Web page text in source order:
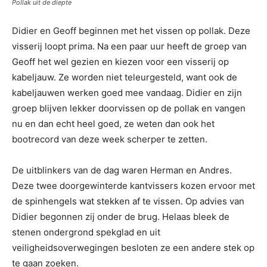
Pollak uit de diepte
Didier en Geoff beginnen met het vissen op pollak. Deze
visserij loopt prima. Na een paar uur heeft de groep van
Geoff het wel gezien en kiezen voor een visserij op
kabeljauw. Ze worden niet teleurgesteld, want ook de
kabeljauwen werken goed mee vandaag. Didier en zijn
groep blijven lekker doorvissen op de pollak en vangen
nu en dan echt heel goed, ze weten dan ook het
bootrecord van deze week scherper te zetten.
De uitblinkers van de dag waren Herman en Andres.
Deze twee doorgewinterde kantvissers kozen ervoor met
de spinhengels wat stekken af te vissen. Op advies van
Didier begonnen zij onder de brug. Helaas bleek de
stenen ondergrond spekglad en uit
veiligheidsoverwegingen besloten ze een andere stek op
te gaan zoeken.